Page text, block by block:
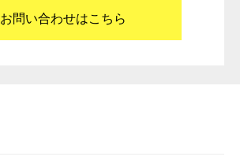
お問い合わせはこちら